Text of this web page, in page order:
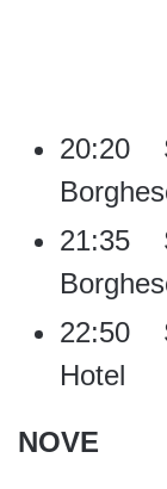
20:20
21:35
22:50
Hotel
NOVE